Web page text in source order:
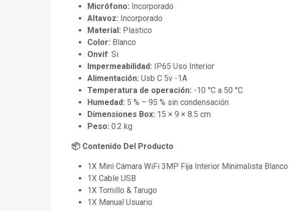
Micrófono: Incorporado
Altavoz: Incorporado
Material: Plastico
Color: Blanco
Onvif: Si
Impermeabilidad: IP65 Uso Interior
Alimentación: Usb C 5v -1A
Temperatura de operación: -10 °C a 50 °C
Humedad: 5 % – 95 % sin condensación
Dimensiones Box: 15 × 9 × 8.5 cm
Peso: 0.2 kg
📦 Contenido Del Producto
1X Mini Cámara WiFi 3MP Fija Interior Minimalista Blanco
1X Cable USB
1X Tornillo & Tarugo
1X Manual Usuario